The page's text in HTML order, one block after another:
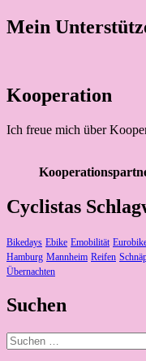
Mein
Kooperation
Ich freue mich über
Cyclistas
Bikedays Ebike Emobilität
Hamburg Mannheim Reifen
Übernachten
Suchen
Suchen
nach: